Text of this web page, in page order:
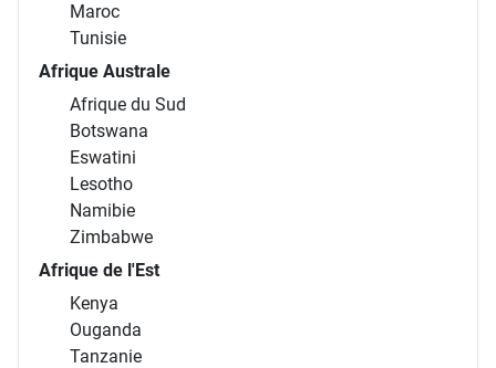
Maroc
Tunisie
Afrique Australe
Afrique du Sud
Botswana
Eswatini
Lesotho
Namibie
Zimbabwe
Afrique de l'Est
Kenya
Ouganda
Tanzanie